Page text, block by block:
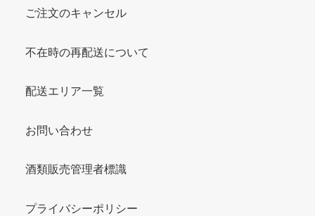
ご注文のキャンセル
不在時の再配送について
配送エリア一覧
お問い合わせ
酒類販売管理者標識
プライバシーポリシー